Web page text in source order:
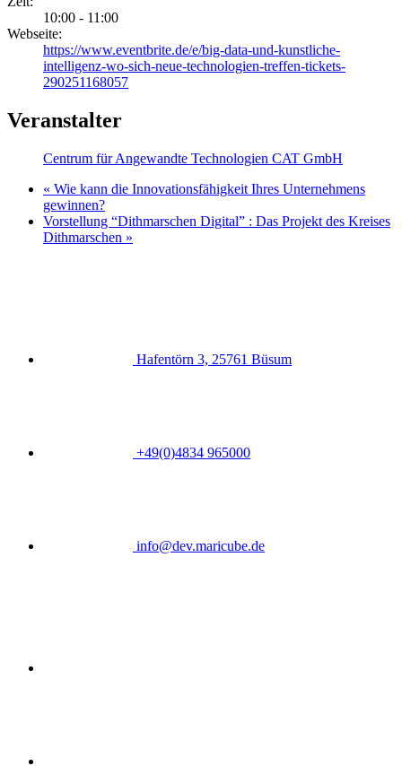
10:00 - 11:00
Webseite:
https://www.eventbrite.de/e/big-data-und-kunstliche-
intelligenz-wo-sich-neue-technologien-treffen-tickets-
290251168057
Veranstalter
Centrum für Angewandte Technologien CAT GmbH
« Wie kann die Innovationsfähigkeit Ihres Unternehmens
gewinnen?
Vorstellung “Dithmarschen Digital” : Das Projekt des Kreises
Dithmarschen »
Hafentörn 3, 25761 Büsum
+49(0)4834 965000
info@dev.maricube.de